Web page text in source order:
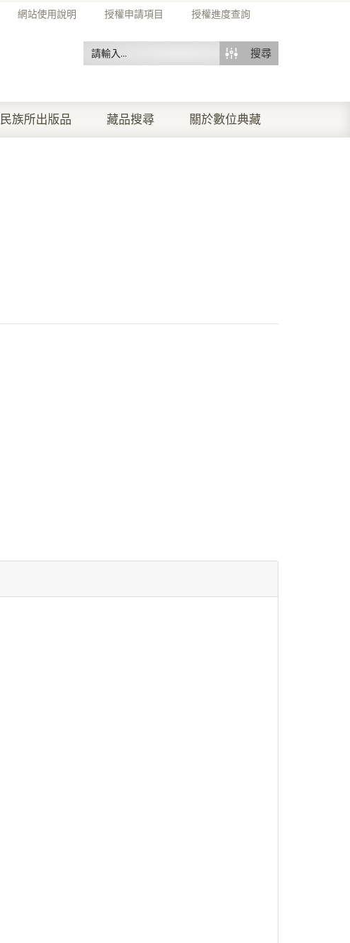
網站使用說明 授權申請項目 授權進度查詢
搜尋
民族所出版品 藏品搜尋 關於數位典藏